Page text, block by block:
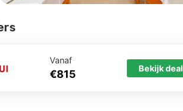
Vanaf
€815 Bekijk deal